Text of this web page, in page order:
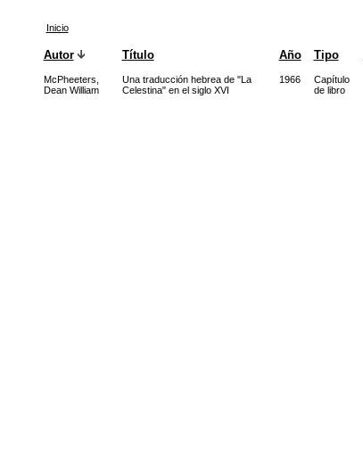
Inicio
Autor Título Año Tipo
McPheeters,
Dean William
Una traducción hebrea de "La
Celestina" en el siglo XVI
1966
Capítulo
de libro